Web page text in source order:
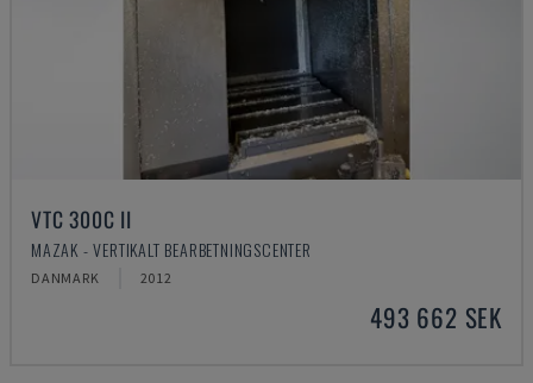
VTC 300C II
MAZAK - VERTIKALT BEARBETNINGSCENTER
DANMARK 2012
493 662 SEK